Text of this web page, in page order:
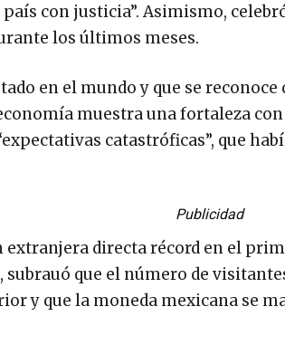
con justicia”. Asimismo,
los últimos meses.
en el mundo y que se
muestra una fortaleza
catastróficas”, que
Publicidad
directa récord en el
subrauó que el número de
y que la moneda mexicana se